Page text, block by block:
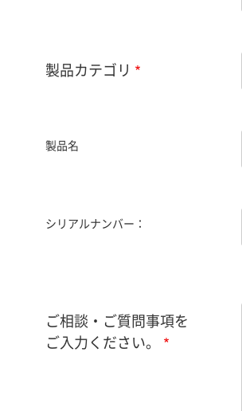
製品カテゴリ
製品名
シリアルナンバー：
ご相談・ご質問事項を
ご入力ください。